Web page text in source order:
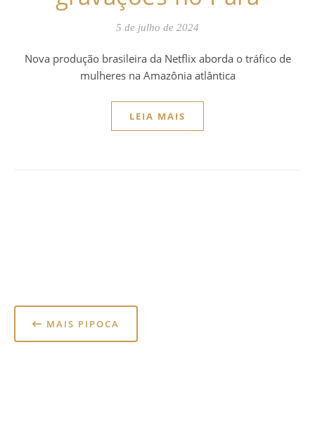
5 de julho de 2024
Nova produção brasileira da Netflix aborda o tráfico de
mulheres na Amazônia atlântica
LEIA MAIS
MAIS PIPOCA